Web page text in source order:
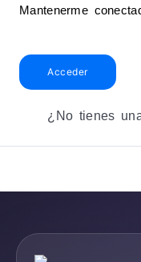
Mantenerme
Acceder
¿No tienes